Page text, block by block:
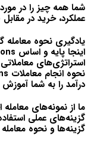
شما همه چیز را در
عملکرد، خرید در
یادگیری نحوه معامله
درآمد را به شما
ما از نمونه‌های
گزینه‌های عملی
گزینه‌ها و نحوه